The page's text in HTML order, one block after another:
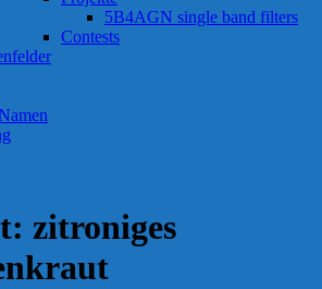
5B4AGN single band filters
Contests
zitroniges